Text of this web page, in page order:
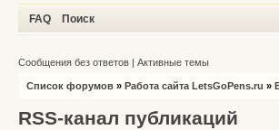
FAQ Поиск
Сообщения без ответов | Активные темы
Список форумов » Работа сайта LetsGoPens.ru »
RSS-канал публикаций